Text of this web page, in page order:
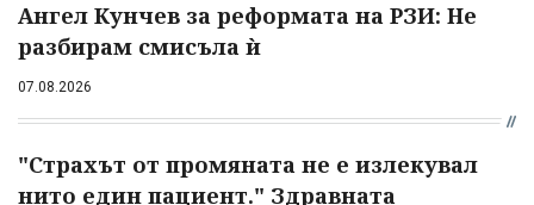
Ангел Кунчев за реформата на РЗИ: Не
разбирам смисъла ѝ
07.08.2026
"Страхът от промяната не е излекувал
нито един пациент." Здравната